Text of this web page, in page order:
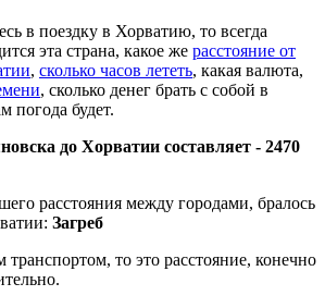
в поездку в Хорватию, то всегда
эта страна, какое же расстояние от
, сколько часов лететь, какая валюта,
, сколько денег брать с собой в
погода будет.
до Хорватии составляет - 2470
расстояния между городами, бралось
Загреб
то это расстояние, конечно